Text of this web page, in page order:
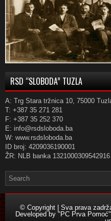
RSD “SLOBODA” TUZLA
A: Trg Stara tržnica 10, 75000
T: +387 35 271 281
F: +387 35 252 370
E: info@rsdsloboda.ba
W: www.rsdsloboda.ba
ID broj: 4209036190001
ŽR: NLB banka 1321000309542916
© Copyright | Sva prava
Developed by "PC Prva